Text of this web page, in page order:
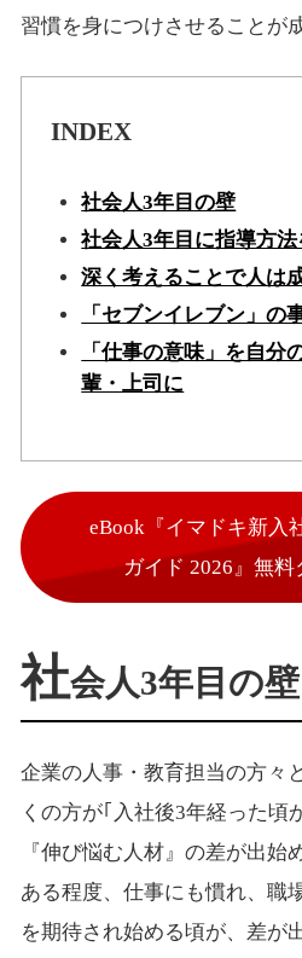
習慣を身につけさせることが
INDEX
社会人3年目の壁
社会人3年目に指導方
深く考えることで人は
「セブンイレブン」の
「仕事の意味」を自分
輩・上司に
eBook『イマドキ新入
ガイド 2026』無料
社会人3年目の壁
企業の人事・教育担当の方々
くの方が｢入社後3年経った頃
『伸び悩む人材』の差が出始
ある程度、仕事にも慣れ、職
を期待され始める頃が、差が